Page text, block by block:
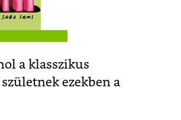
a klasszikus
ezekben a